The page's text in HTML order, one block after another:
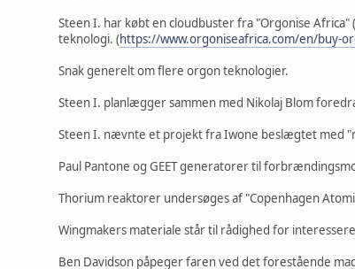
Steen I. har købt en cloudbuster fra "Orgonise Africa"
teknologi. (https://www.orgoniseafrica.com/en/buy-
Snak generelt om flere orgon teknologier.
Steen I. planlægger sammen med Nikolaj Blom
Steen I. nævnte et projekt fra Iwone beslægtet med
Paul Pantone og GEET generatorer til
Thorium reaktorer undersøges af "Copenhagen
Wingmakers materiale står til rådighed for
Ben Davidson påpeger faren ved det forestående